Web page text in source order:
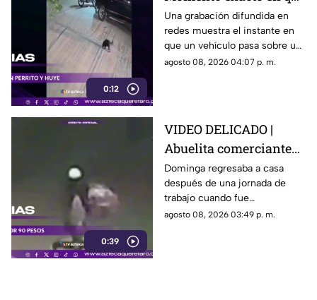
0:12
camioneta atropella a
un perro y conductor
escapa
Una grabación difundida en
redes muestra el instante en
que un vehículo pasa sobre un
perro y continúa su camino sin
agosto 08, 2026 04:07 p. m.
0:39
VIDEO DELICADO |
Abuelita comerciante
es as3sin4da en Puebla
por 90 pesos
Dominga regresaba a casa
después de una jornada de
trabajo cuando fue
interceptada por un hombre
agosto 08, 2026 03:49 p. m.